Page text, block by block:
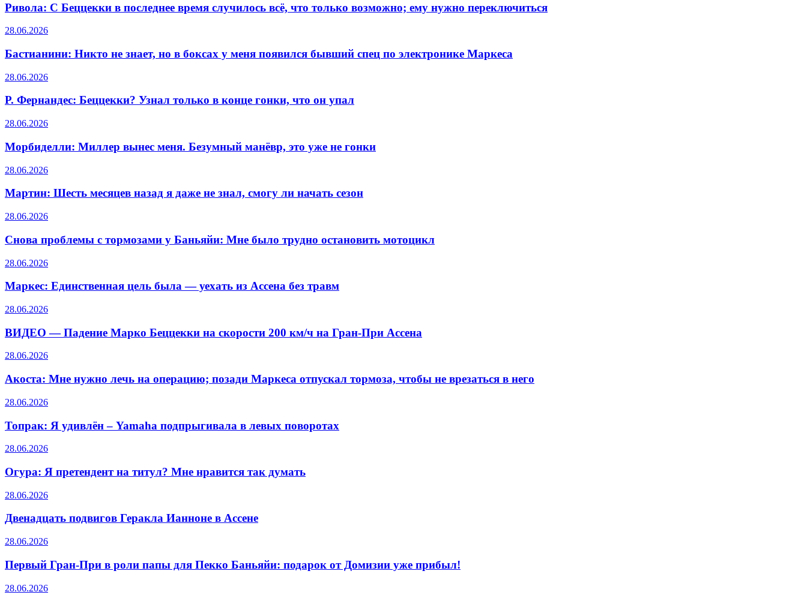
Ривола: С Беццекки в последнее время случилось всё, что только возможно; ему нужно переключиться
28.06.2026
Бастианини: Никто не знает, но в боксах у меня появился бывший спец по электронике Маркеса
28.06.2026
Р. Фернандес: Беццекки? Узнал только в конце гонки, что он упал
28.06.2026
Морбиделли: Миллер вынес меня. Безумный манёвр, это уже не гонки
28.06.2026
Мартин: Шесть месяцев назад я даже не знал, смогу ли начать сезон
28.06.2026
Снова проблемы с тормозами у Баньяйи: Мне было трудно остановить мотоцикл
28.06.2026
Маркес: Единственная цель была — уехать из Ассена без травм
28.06.2026
ВИДЕО — Падение Марко Беццекки на скорости 200 км/ч на Гран-При Ассена
28.06.2026
Акоста: Мне нужно лечь на операцию; позади Маркеса отпускал тормоза, чтобы не врезаться в него
28.06.2026
Топрак: Я удивлён – Yamaha подпрыгивала в левых поворотах
28.06.2026
Огура: Я претендент на титул? Мне нравится так думать
28.06.2026
Двенадцать подвигов Геракла Ианноне в Ассене
28.06.2026
Первый Гран-При в роли папы для Пекко Баньяйи: подарок от Домизии уже прибыл!
28.06.2026